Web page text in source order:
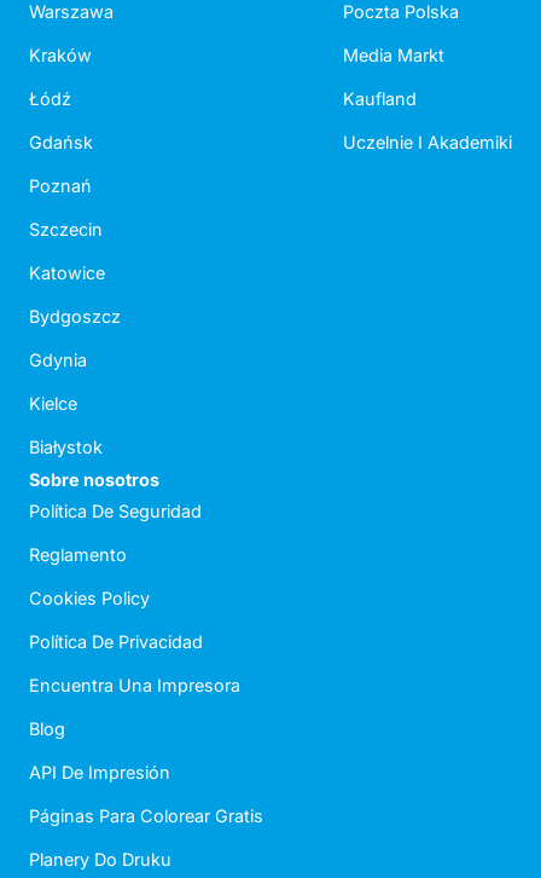
Warszawa
Kraków
Łódź
Gdańsk
Poznań
Szczecin
Katowice
Bydgoszcz
Gdynia
Kielce
Białystok
Poczta Polska
Media Markt
Kaufland
Uczelnie I Akademiki
Sobre nosotros
Política De Seguridad
Reglamento
Cookies Policy
Política De Privacidad
Encuentra Una Impresora
Blog
API De Impresión
Páginas Para Colorear Gratis
Planery Do Druku